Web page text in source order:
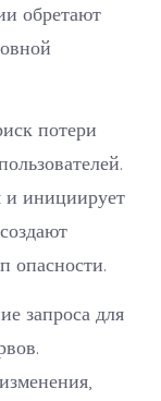
обретают
потери
и инициирует
опасности.
запроса для